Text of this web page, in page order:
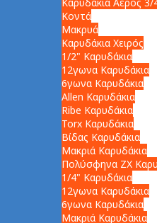
Κοντά
Μακρυά
Καρυδάκια Χειρός
1/2" Καρυδάκια
12γωνα Καρυδάκια
6γωνα Καρυδάκια
Allen Καρυδάκια
Ribe Καρυδάκια
Torx Καρυδάκια
Βίδας Καρυδάκια
Μακριά Καρυδάκια
Πολύσφηνα ZX
1/4" Καρυδάκια
12γωνα Καρυδάκια
6γωνα Καρυδάκια
Μακριά Καρυδάκια